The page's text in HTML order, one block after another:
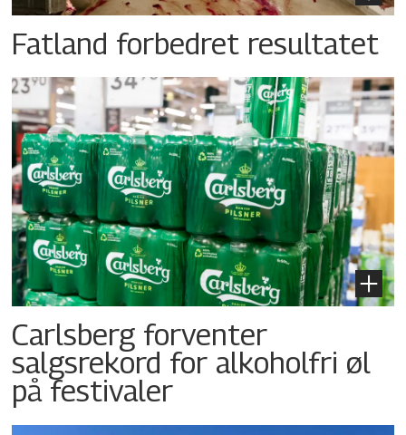
Fatland forbedret resultatet
Carlsberg forventer
salgsrekord for alkoholfri øl
på festivaler